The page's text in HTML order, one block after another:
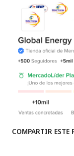
COMPARTIR ESTE